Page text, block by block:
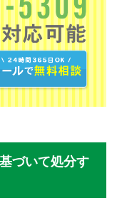
づいて処分す